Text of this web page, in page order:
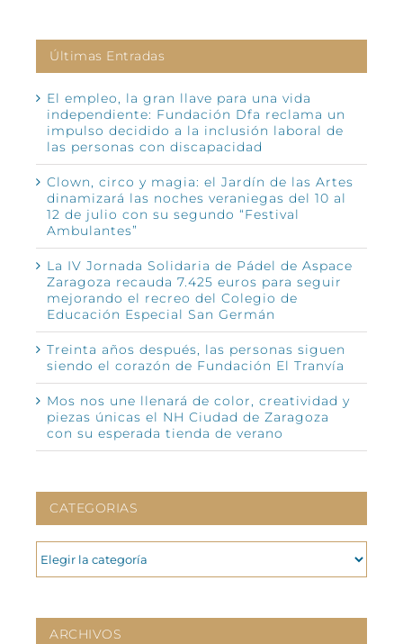
Últimas Entradas
El empleo, la gran llave para una vida
independiente: Fundación Dfa reclama un
impulso decidido a la inclusión laboral de
las personas con discapacidad
Clown, circo y magia: el Jardín de las Artes
dinamizará las noches veraniegas del 10 al
12 de julio con su segundo “Festival
Ambulantes”
La IV Jornada Solidaria de Pádel de Aspace
Zaragoza recauda 7.425 euros para seguir
mejorando el recreo del Colegio de
Educación Especial San Germán
Treinta años después, las personas siguen
siendo el corazón de Fundación El Tranvía
Mos nos une llenará de color, creatividad y
piezas únicas el NH Ciudad de Zaragoza
con su esperada tienda de verano
CATEGORIAS
CATEGORIAS
ARCHIVOS